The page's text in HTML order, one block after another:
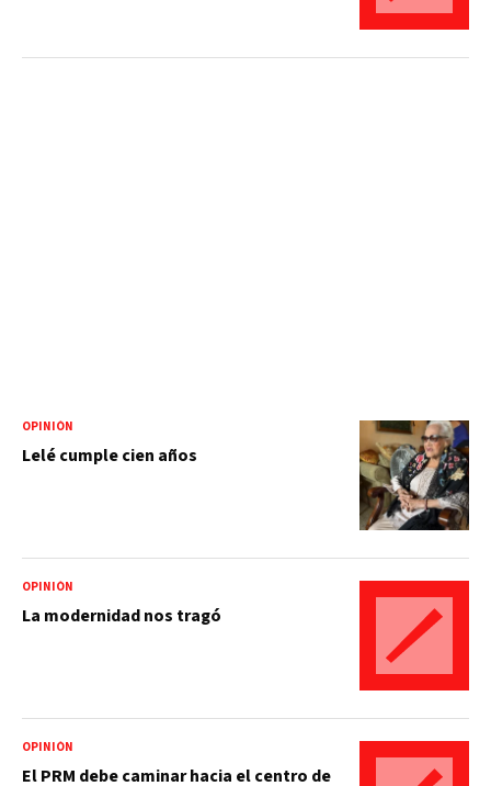
OPINIÓN
Lelé cumple cien años
OPINIÓN
La modernidad nos tragó
OPINIÓN
El PRM debe caminar hacia el centro de